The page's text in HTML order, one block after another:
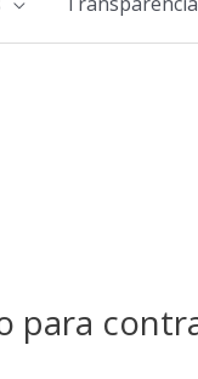
para